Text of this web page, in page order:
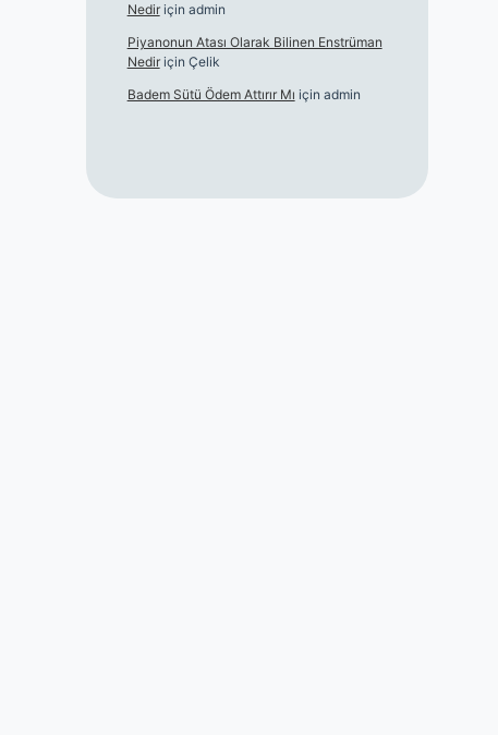
Nediriçin admin
Piyanonun Atası Olarak Bilinen Enstrüman
Nediriçin Çelik
Badem Sütü Ödem Attırır Mı için admin